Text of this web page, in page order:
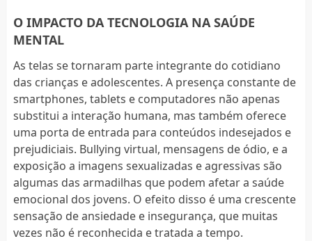
O IMPACTO DA TECNOLOGIA NA SAÚDE
MENTAL
As telas se tornaram parte integrante do cotidiano
das crianças e adolescentes. A presença constante de
smartphones, tablets e computadores não apenas
substitui a interação humana, mas também oferece
uma porta de entrada para conteúdos indesejados e
prejudiciais. Bullying virtual, mensagens de ódio, e a
exposição a imagens sexualizadas e agressivas são
algumas das armadilhas que podem afetar a saúde
emocional dos jovens. O efeito disso é uma crescente
sensação de ansiedade e insegurança, que muitas
vezes não é reconhecida e tratada a tempo.